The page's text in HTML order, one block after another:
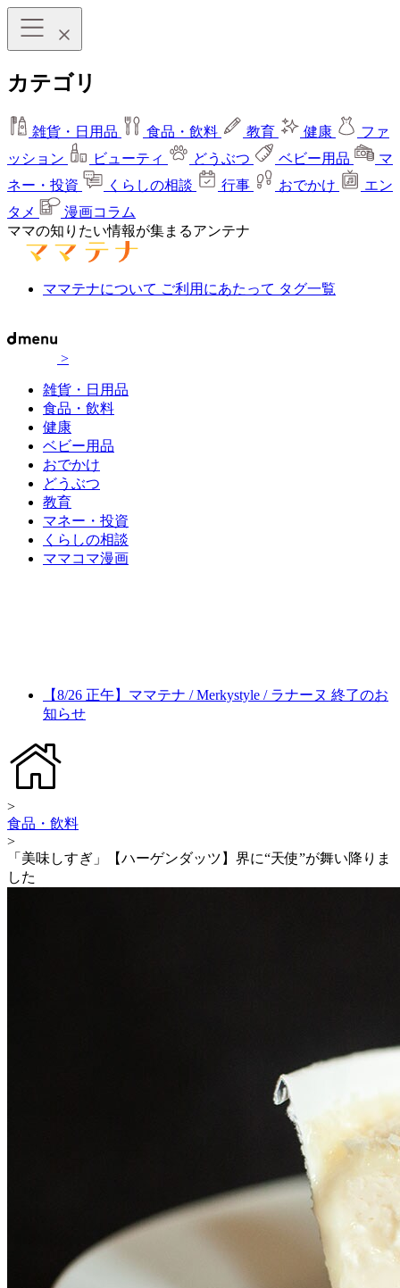
カテゴリ
雑貨・日用品 食品・飲料 教育 健康
ファ
ッション
ビューティ どうぶつ ベビー用品
マ
ネー・投資
くらしの相談 行事 おでかけ
エン
タメ
漫画コラム
ママの知りたい情報が集まるアンテナ
ママテナについて ご利用にあたって タグ一覧
>
雑貨・日用品
食品・飲料
健康
ベビー用品
おでかけ
どうぶつ
教育
マネー・投資
くらしの相談
ママコマ漫画
【8/26 正午】ママテナ / Merkystyle / ラナーヌ 終了のお
知らせ
>
食品・飲料
>
「美味しすぎ」【ハーゲンダッツ】界に“天使”が舞い降りま
した